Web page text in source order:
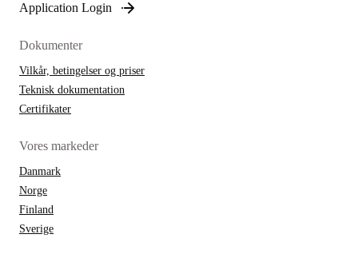
Application Login
Dokumenter
Vilkår, betingelser og priser
Teknisk dokumentation
Certifikater
Vores markeder
Danmark
Norge
Finland
Sverige